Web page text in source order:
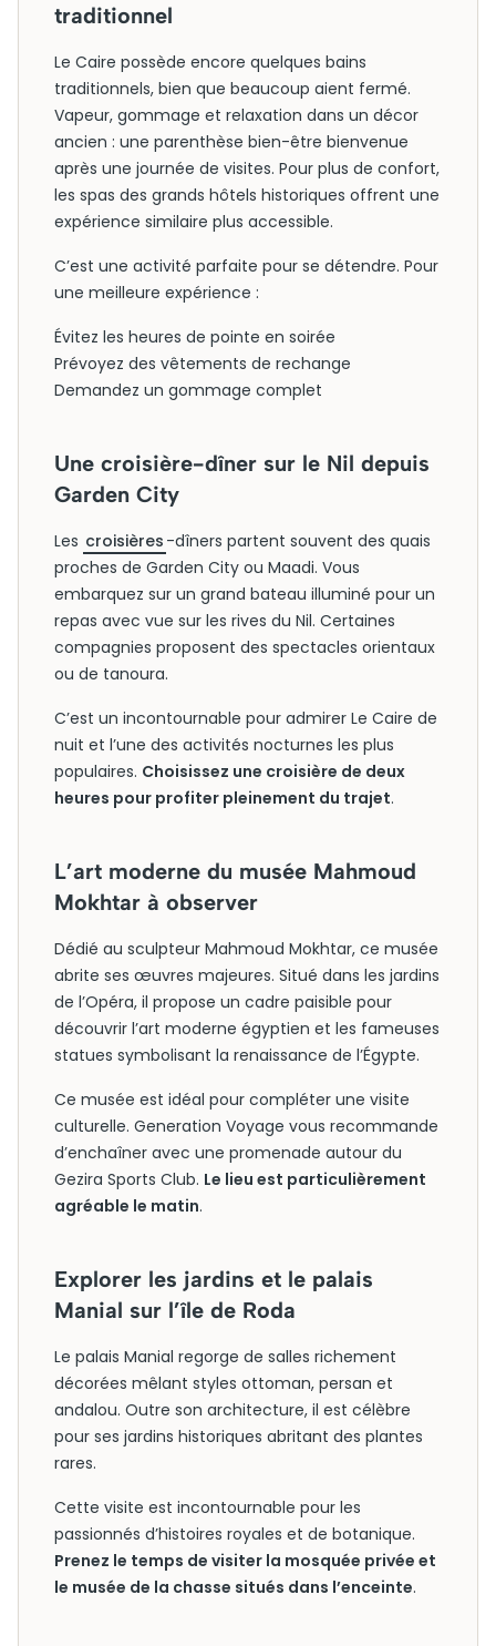
traditionnel
Le Caire possède encore quelques bains
traditionnels, bien que beaucoup aient fermé.
Vapeur, gommage et relaxation dans un décor
ancien : une parenthèse bien-être bienvenue
après une journée de visites. Pour plus de confort,
les spas des grands hôtels historiques offrent une
expérience similaire plus accessible.
C’est une activité parfaite pour se détendre. Pour
une meilleure expérience :
Évitez les heures de pointe en soirée
Prévoyez des vêtements de rechange
Demandez un gommage complet
Une croisière-dîner sur le Nil depuis
Garden City
Les croisières -dîners partent souvent des quais
proches de Garden City ou Maadi. Vous
embarquez sur un grand bateau illuminé pour un
repas avec vue sur les rives du Nil. Certaines
compagnies proposent des spectacles orientaux
ou de tanoura.
C’est un incontournable pour admirer Le Caire de
nuit et l’une des activités nocturnes les plus
populaires. Choisissez une croisière de deux
heures pour profiter pleinement du trajet.
L’art moderne du musée Mahmoud
Mokhtar à observer
Dédié au sculpteur Mahmoud Mokhtar, ce musée
abrite ses œuvres majeures. Situé dans les jardins
de l’Opéra, il propose un cadre paisible pour
découvrir l’art moderne égyptien et les fameuses
statues symbolisant la renaissance de l’Égypte.
Ce musée est idéal pour compléter une visite
culturelle. Generation Voyage vous recommande
d’enchaîner avec une promenade autour du
Gezira Sports Club. Le lieu est particulièrement
agréable le matin.
Explorer les jardins et le palais
Manial sur l’île de Roda
Le palais Manial regorge de salles richement
décorées mêlant styles ottoman, persan et
andalou. Outre son architecture, il est célèbre
pour ses jardins historiques abritant des plantes
rares.
Cette visite est incontournable pour les
passionnés d’histoires royales et de botanique.
Prenez le temps de visiter la mosquée privée et
le musée de la chasse situés dans l’enceinte.